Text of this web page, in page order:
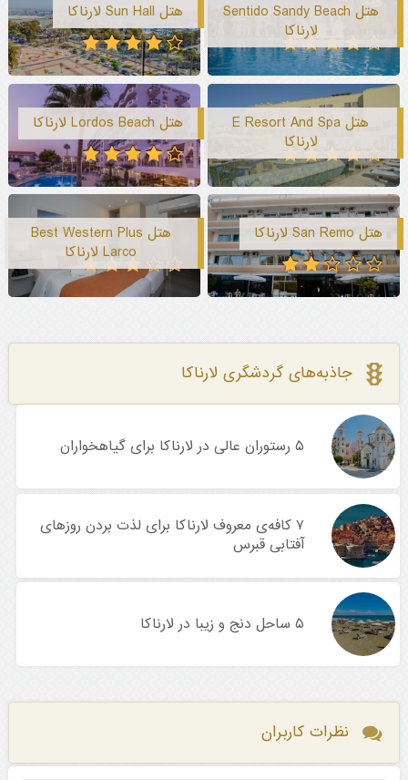
هتل Sentido Sandy Beach
لارناکا
هتل Sun Hall لارناکا
هتل E Resort And Spa
لارناکا
هتل Lordos Beach لارناکا
هتل San Remo لارناکا
هتل Best Western Plus
Larco لارناکا
جاذبه‌های گردشگری لارناکا
۵ رستوران عالی در لارناکا برای گیاهخواران
۷ کافه‌ی معروف لارناکا برای لذت بردن روزهای
آفتابی قبرس
۵ ساحل دنج و زیبا در لارناکا
نظرات کاربران